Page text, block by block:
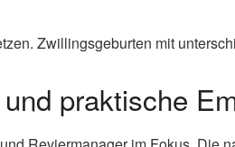
Zwillingsgeburten mit
praktische